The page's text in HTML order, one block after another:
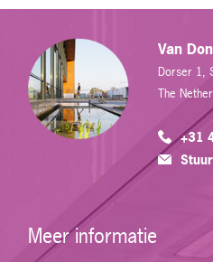
Van
Dorser 1,
The
+31
Meer informatie